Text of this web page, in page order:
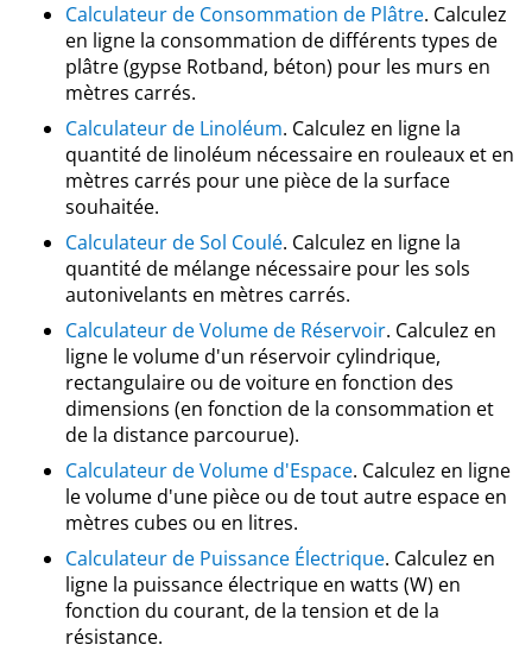
Calculateur de Consommation de Plâtre. Calculez
en ligne la consommation de différents types de
plâtre (gypse Rotband, béton) pour les murs en
mètres carrés.
Calculateur de Linoléum. Calculez en ligne la
quantité de linoléum nécessaire en rouleaux et en
mètres carrés pour une pièce de la surface
souhaitée.
Calculateur de Sol Coulé. Calculez en ligne la
quantité de mélange nécessaire pour les sols
autonivelants en mètres carrés.
Calculateur de Volume de Réservoir. Calculez en
ligne le volume d'un réservoir cylindrique,
rectangulaire ou de voiture en fonction des
dimensions (en fonction de la consommation et
de la distance parcourue).
Calculateur de Volume d'Espace. Calculez en ligne
le volume d'une pièce ou de tout autre espace en
mètres cubes ou en litres.
Calculateur de Puissance Électrique. Calculez en
ligne la puissance électrique en watts (W) en
fonction du courant, de la tension et de la
résistance.